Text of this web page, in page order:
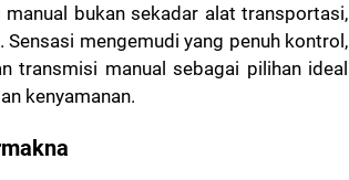
bukan sekadar alat transportasi,
mengemudi yang penuh kontrol,
transmisi manual sebagai pilihan ideal
kenyamanan.